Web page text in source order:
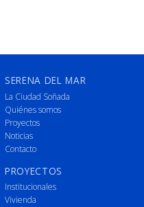
SERENA DEL MAR
La Ciudad Soñada
Quiénes somos
Proyectos
Noticias
Contacto
PROYECTOS
Institucionales
Vivienda